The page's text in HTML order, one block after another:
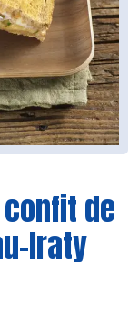
de
Iraty